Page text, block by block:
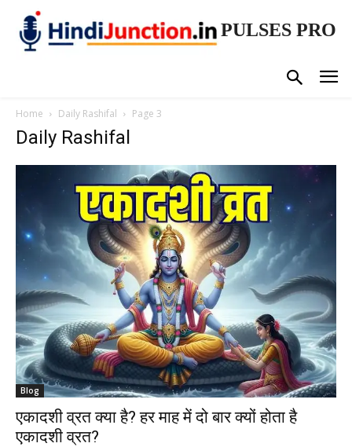
PULSES PRO
Home Daily Rashifal Page 3
Daily Rashifal
Blog
एकादशी व्रत क्या है? हर माह में दो बार क्यों होता है
एकादशी व्रत?